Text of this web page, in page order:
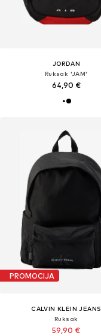
JORDAN
Ruksak 'JAM'
64,90 €
PROMOCIJA
CALVIN KLEIN JEANS
Ruksak
59,90 €